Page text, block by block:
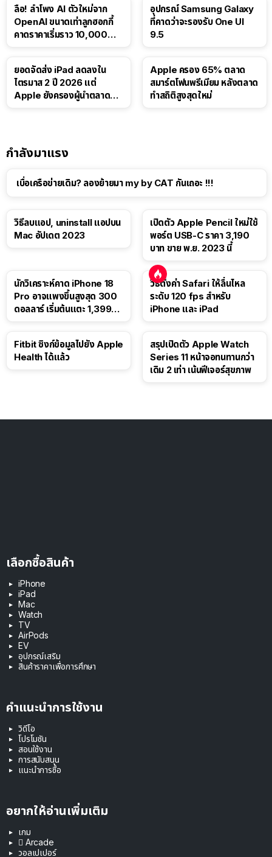
ลือ! ลำโพง AI ตัวใหม่จาก
OpenAI ขนาดเท่าลูกฮอกกี้
คาดราคาเริ่มราว 10,000
อุปกรณ์ Samsung Galaxy
ที่คาดว่าจะรองรับ One UI
9.5
ยอดจัดส่ง iPad ลดลงใน
ไตรมาส 2 ปี 2026 แต่
Apple ยังครองผู้นำตลาด
Apple ครอง 65% ตลาด
สมาร์ตโฟนพรีเมียม หลังตลาด
ทำสถิติสูงสุดใหม่
กำลังมาแรง
เบื่อเครือข่ายเดิม? ลองย้ายมา my by CAT กันเถอะ !!!
วิธีลบแอป, uninstall แอปบน
Mac อัปเดต 2023
เปิดตัว Apple Pencil ใหม่ใช้
พอร์ต USB-C ราคา 3,190
บาท ขาย พ.ย. 2023 นี้
นักวิเคราะห์คาด iPhone 18
Pro อาจแพงขึ้นสูงสุด 300
ดอลลาร์ เริ่มต้นแตะ 1,399
วิธีตั้งค่า Safari ให้ลื่นไหล
ระดับ 120 fps สำหรับ
iPhone และ iPad
Fitbit ซิงก์ข้อมูลไปยัง Apple
Health ได้แล้ว
สรุปเปิดตัว Apple Watch
Series 11 หน้าจอทนทานกว่า
เดิม 2 เท่า เน้นฟีเจอร์สุขภาพ
เลือกซื้อสินค้า
iPhone
iPad
Mac
Watch
TV
AirPods
EV
อุปกรณ์เสริม
สินค้าราคาเพื่อการศึกษา
คำแนะนำการใช้งาน
วิดีโอ
โปรโมชัน
สอนใช้งาน
การสนับสนุน
แนะนำการซื้อ
อยากให้อ่านเพิ่มเติม
เกม
 Arcade
วอลเปเปอร์